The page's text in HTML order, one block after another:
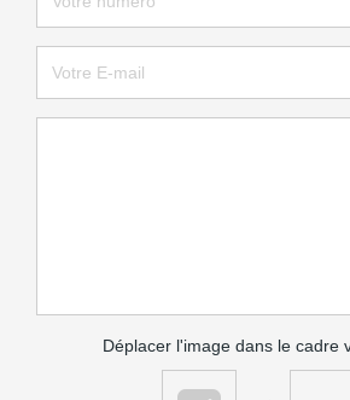
Déplacer l'image dans le cadre